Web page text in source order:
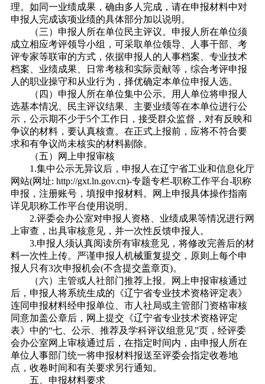
理。如同一业绩成果，确由多人完成，请在申报材料中对
申报人完成该项业绩的具体部分加以说明。
（三）申报人所在单位民主评议。申报人所在单位须
成立相应考评领导小组，可采取单位领导、人事干部、考
评专家等联审的方式，依据申报人的人事档案、专业技术
档案、业绩成果、日常考核和实际贡献等，综合考评申报
人的职业操守和从业行为，择优确定本单位申报人选。
（四）申报人所在单位集中公示。用人单位将申报人
选基本情况、民主评议结果、主要业绩等在本单位进行公
示，公示期不少于5个工作日，接受群众监督，对有反映和
争议的材料，要认真核查。在正式上报前，应将不符合要
求和有争议尚未核实的材料剔除。
（五）网上申报审核
1.集中公示无异议后，申报人在辽宁省工业和信息化厅
网站(网址: http://gxt.ln.gov.cn)-专题专栏-职称工作平台-职称
申报，注册账号，填报申报材料。网上申报具体操作指南
详见职称工作平台使用说明。
2.评委会办公室对申报人资格、业绩成果等情况进行网
上审查，出具审核意见，并一次性反馈申报人。
3.申报人须认真阅读所有审核意见，将修改完善后的材
料一次性上传。严谨申报人机械重复提交，原则上每个申
报人只有3次申报机会(不含提交盖章页)。
（六）主管或人社部门推荐上报。网上申报审核通过
后，申报人将系统生成的《辽宁省专业技术资格评定表》
连同申报材料经申报单位、市人社局或主管部门资格审核
同意加盖公章后，网上提交《辽宁省专业技术资格评定
表》中的“七、公示、推荐及学科评议组意见”页，经评委
会办公室网上审核通过后，在指定时间内，由申报人所在
单位人事部门统一将申报材料报送至评委会指定收卷地
点，收卷时间和有关要求另行通知。
五、申报材料要求